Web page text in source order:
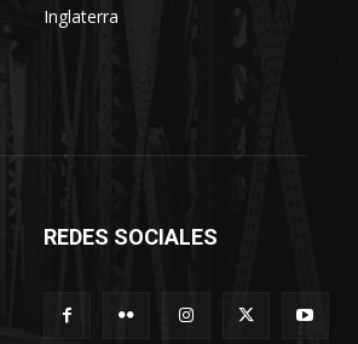
Inglaterra
REDES SOCIALES